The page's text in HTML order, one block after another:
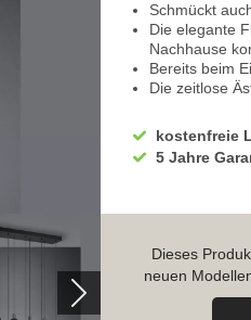
Schmückt
Die elegante
Nachhause
Bereits beim
Die zeitlose
Um den
LED
Dimmen Sie
Gemütliche
Schalten Sie
kostenfreie
5 Jahre
Dieses
neuen